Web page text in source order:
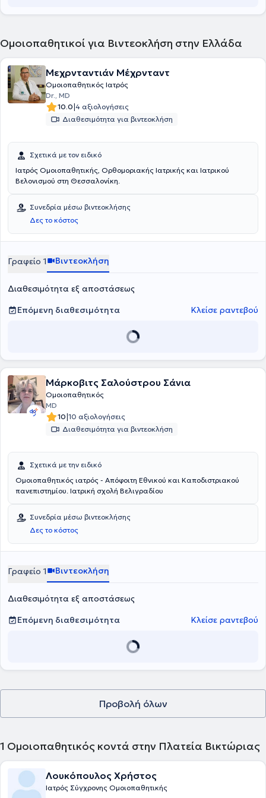
Ομοιοπαθητικοί για Βιντεοκλήση στην Ελλάδα
Μεχρνταντιάν Μέχρνταντ
Ομοιοπαθητικός Ιατρός
Dr., MD
10.0|4 αξιολογήσεις
Διαθεσιμότητα για βιντεοκλήση
Σχετικά με τον ειδικό
Ιατρός Ομοιοπαθητικής, Ορθομοριακής Ιατρικής και Ιατρικού
Βελονισμού στη Θεσσαλονίκη.
Συνεδρία μέσω βιντεοκλήσης
Δες το κόστος
Γραφείο 1 Βιντεοκλήση
Διαθεσιμότητα εξ αποστάσεως
Επόμενη διαθεσιμότητα
Κλείσε ραντεβού
Μάρκοβιτς Σαλούστρου Σάνια
Ομοιοπαθητικός
MD
10|10 αξιολογήσεις
Διαθεσιμότητα για βιντεοκλήση
Σχετικά με την ειδικό
Ομοιοπαθητικός ιατρός - Απόφοιτη Εθνικού και Καποδιστριακού
πανεπιστημίου. Ιατρική σχολή Βελιγραδίου
Συνεδρία μέσω βιντεοκλήσης
Δες το κόστος
Γραφείο 1 Βιντεοκλήση
Διαθεσιμότητα εξ αποστάσεως
Επόμενη διαθεσιμότητα
Κλείσε ραντεβού
Προβολή όλων
1 Ομοιοπαθητικός κοντά στην Πλατεία Βικτώριας
Λουκόπουλος Χρήστος
Ιατρός Σύγχρονης Ομοιοπαθητικής